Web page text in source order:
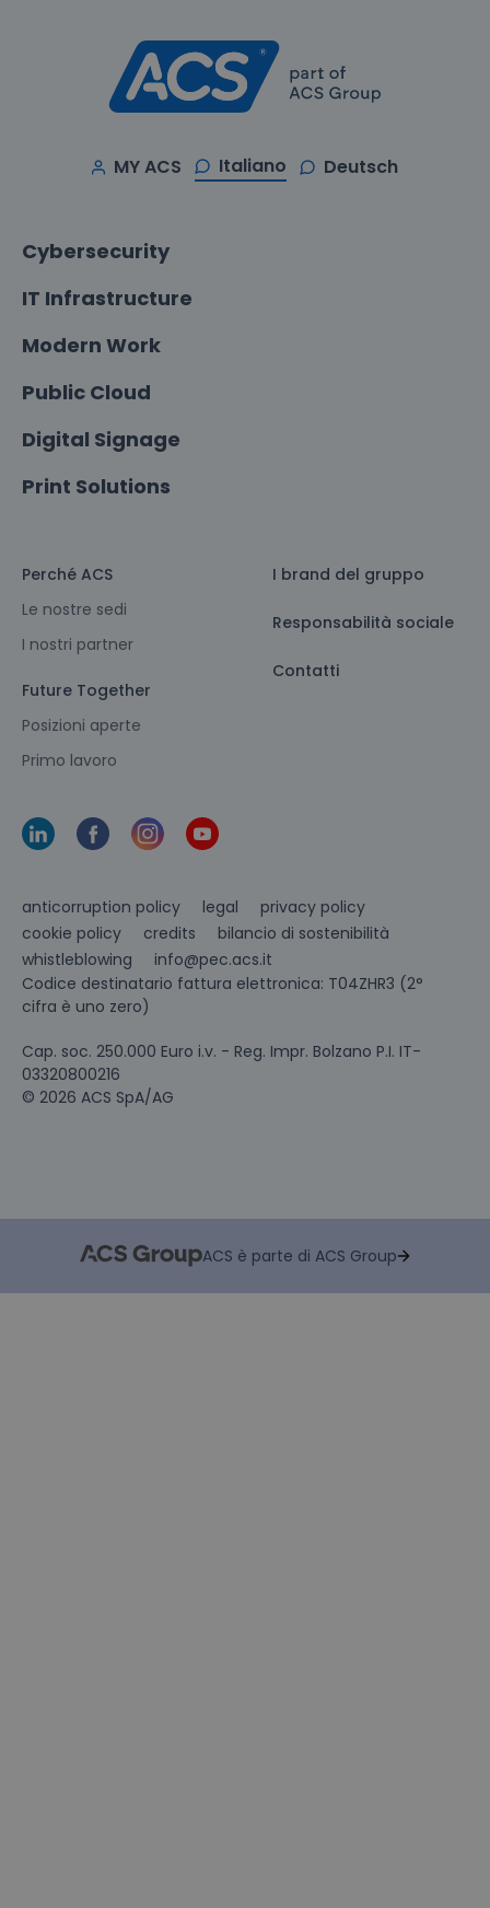
MY ACS Italiano Deutsch
Cybersecurity
IT Infrastructure
Modern Work
Public Cloud
Digital Signage
Print Solutions
Perché ACS
Le nostre sedi
I nostri partner
Future Together
Posizioni aperte
Primo lavoro
I brand del gruppo
Responsabilità sociale
Contatti
anticorruption policy legal
privacy policy
cookie policy
credits
bilancio di sostenibilità
whistleblowing
info@pec.acs.it
Codice destinatario fattura elettronica: T04ZHR3 (2°
cifra è uno zero)
Cap. soc. 250.000 Euro i.v. - Reg. Impr. Bolzano P.I. IT-
03320800216
© 2026 ACS SpA/AG
ACS è parte di ACS Group